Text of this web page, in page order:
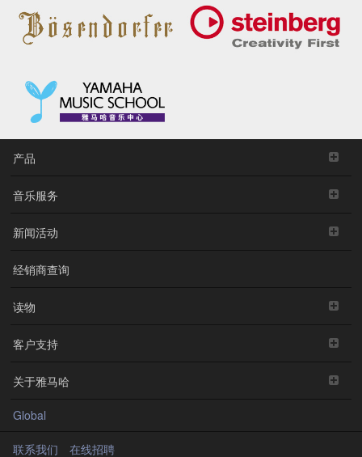
产品
音乐服务
新闻活动
经销商查询
读物
客户支持
关于雅马哈
Global
联系我们
在线招聘